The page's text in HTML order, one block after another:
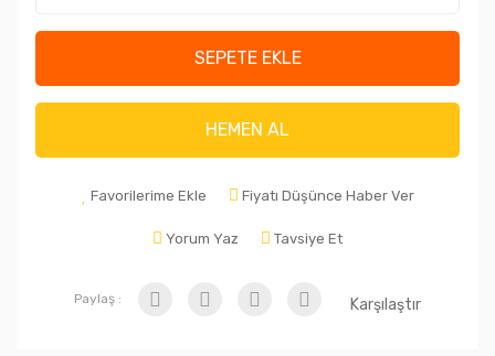
SEPETE EKLE
HEMEN AL
Favorilerime Ekle Fiyatı Düşünce Haber Ver
Yorum Yaz Tavsiye Et
Paylaş : Karşılaştır